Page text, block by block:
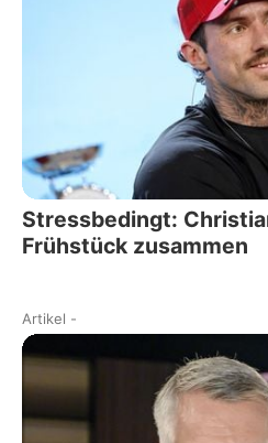
Stressbedingt:
Frühstück zusammen
Artikel -